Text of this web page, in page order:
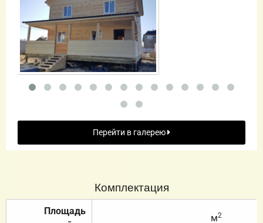
Перейти в галерею
Комплектация
Площадь
м2